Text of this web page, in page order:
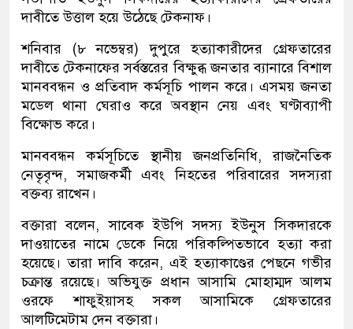
দাবীতে উত্তাল হয়ে উঠেছে টেকনাফ।
শনিবার (৮ নভেম্বর) দুপুরে হত্যাকারীদের গ্রেফতারের
দাবীতে টেকনাফের সর্বস্তরের বিক্ষুব্ধ জনতার ব্যানারে বিশাল
মানববন্ধন ও প্রতিবাদ কর্মসূচি পালন করে। ​এসময় জনতা
মডেল থানা ঘেরাও করে অবস্থান নেয় এবং ঘণ্টাব্যাপী
বিক্ষোভ করে।
​মানববন্ধন কর্মসূচিতে স্থানীয় জনপ্রতিনিধি, রাজনৈতিক
নেতৃবৃন্দ, সমাজকর্মী এবং নিহতের পরিবারের সদস্যরা
বক্তব্য রাখেন।
বক্তারা বলেন, সাবেক ইউপি সদস্য ইউনুস সিকদারকে
দাওয়াতের নামে ডেকে নিয়ে পরিকল্পিতভাবে হত্যা করা
হয়েছে। তারা দাবি করেন, এই হত্যাকাণ্ডের পেছনে গভীর
চক্রান্ত রয়েছে। অভিযুক্ত প্রধান আসামি মোহাম্মদ আলম
ওরফে শাফুইয়াসহ সকল আসামিকে গ্রেফতারের
আলটিমেটাম দেন বক্তারা।